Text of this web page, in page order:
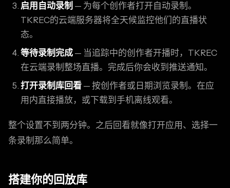
启用自动录制 — 为每个创作者打开自动录制。
TKREC的云端服务器将全天候监控他们的直播状
态。
等待录制完成 — 当追踪中的创作者开播时，TKREC
在云端录制整场直播。完成后你会收到推送通知。
打开录制库回看 — 按创作者或日期浏览录制。在应
用内直接播放，或下载到手机离线观看。
整个设置不到两分钟。之后回看就像打开应用、选择一
条录制那么简单。
搭建你的回放库